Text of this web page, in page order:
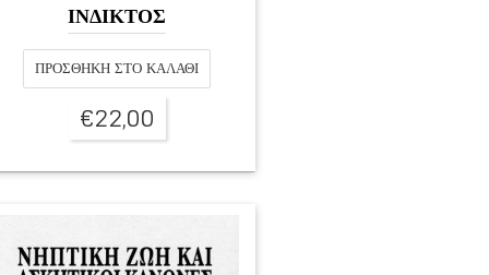
ΙΝΔΙΚΤΟΣ
ΠΡΟΣΘΉΚΗ ΣΤΟ ΚΑΛΆΘΙ
€22,00